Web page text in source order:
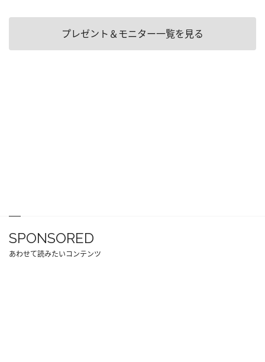
プレゼント＆モニター一覧を見る
SPONSORED
あわせて読みたいコンテンツ